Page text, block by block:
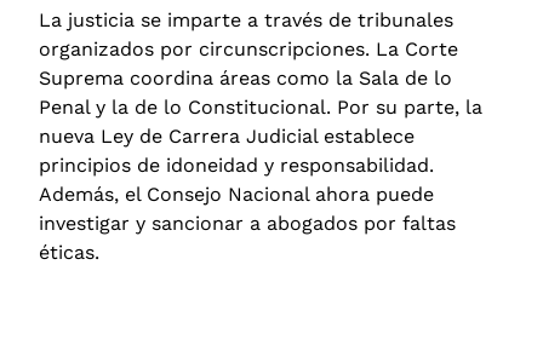
La justicia se imparte a través de tribunales
organizados por circunscripciones. La Corte
Suprema coordina áreas como la Sala de lo
Penal y la de lo Constitucional. Por su parte, la
nueva Ley de Carrera Judicial establece
principios de idoneidad y responsabilidad.
Además, el Consejo Nacional ahora puede
investigar y sancionar a abogados por faltas
éticas.